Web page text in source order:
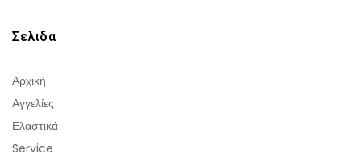
Σελιδα
Αρχική
Αγγελίες
Ελαστικά
Service